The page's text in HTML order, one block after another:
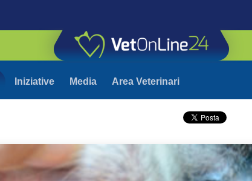
Iniziative Media Area Veterinari